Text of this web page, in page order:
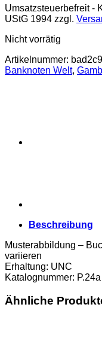
Umsatzsteuerbefreit -
UStG 1994 zzgl.
Nicht vorrätig
Artikelnummer:
Banknoten Welt,
Beschreibung
Musterabbildung –
variieren
Erhaltung: UNC
Katalognummer: P.24a
Ähnliche